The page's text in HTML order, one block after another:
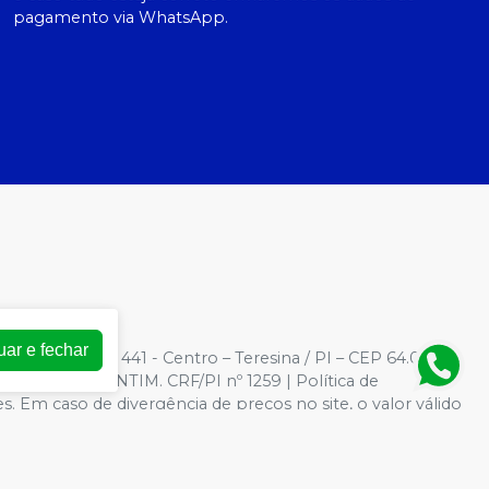
pagamento via WhatsApp.
| Rua Barroso, 441 - Centro – Teresina / PI – CEP 64.000-
VALENTIM. CRF/PI nº 1259 | Política de
Em caso de divergência de preços no site, o valor válido
e fechar